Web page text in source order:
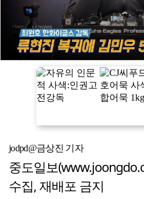
jodpd@금상진 기자
중도일보
수집, 재배포 금지